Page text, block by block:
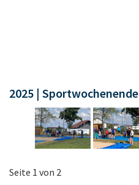
2025 | Sportwochenende
Seite 1 von 2